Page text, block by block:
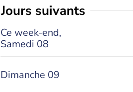
jours suivants
Ce week-end,
Samedi 08
Dimanche 09